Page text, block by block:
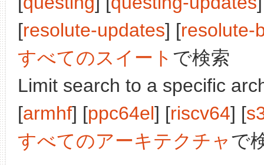
[resolute-updates] [resolute-
すべてのスイート で検索
Limit search to a specific
[armhf] [ppc64el] [riscv64] [
すべてのアーキテクチャで